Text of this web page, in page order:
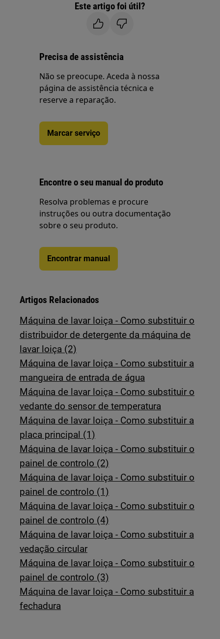
Este artigo foi útil?
Precisa de assistência
Não se preocupe. Aceda à nossa
página de assistência técnica e
reserve a reparação.
Marcar serviço
Encontre o seu manual do produto
Resolva problemas e procure
instruções ou outra documentação
sobre o seu produto.
Encontrar manual
Artigos Relacionados
Máquina de lavar loiça - Como substituir o
distribuidor de detergente da máquina de
lavar loiça (2)
Máquina de lavar loiça - Como substituir a
mangueira de entrada de água
Máquina de lavar loiça - Como substituir o
vedante do sensor de temperatura
Máquina de lavar loiça - Como substituir a
placa principal (1)
Máquina de lavar loiça - Como substituir o
painel de controlo (2)
Máquina de lavar loiça - Como substituir o
painel de controlo (1)
Máquina de lavar loiça - Como substituir o
painel de controlo (4)
Máquina de lavar loiça - Como substituir a
vedação circular
Máquina de lavar loiça - Como substituir o
painel de controlo (3)
Máquina de lavar loiça - Como substituir a
fechadura